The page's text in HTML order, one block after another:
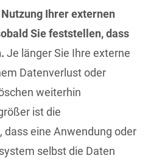
Ihrer externen
Sie feststellen, dass
Je länger Sie Ihre externe
Datenverlust oder
weiterhin
ist die
dass eine Anwendung oder
selbst die Daten